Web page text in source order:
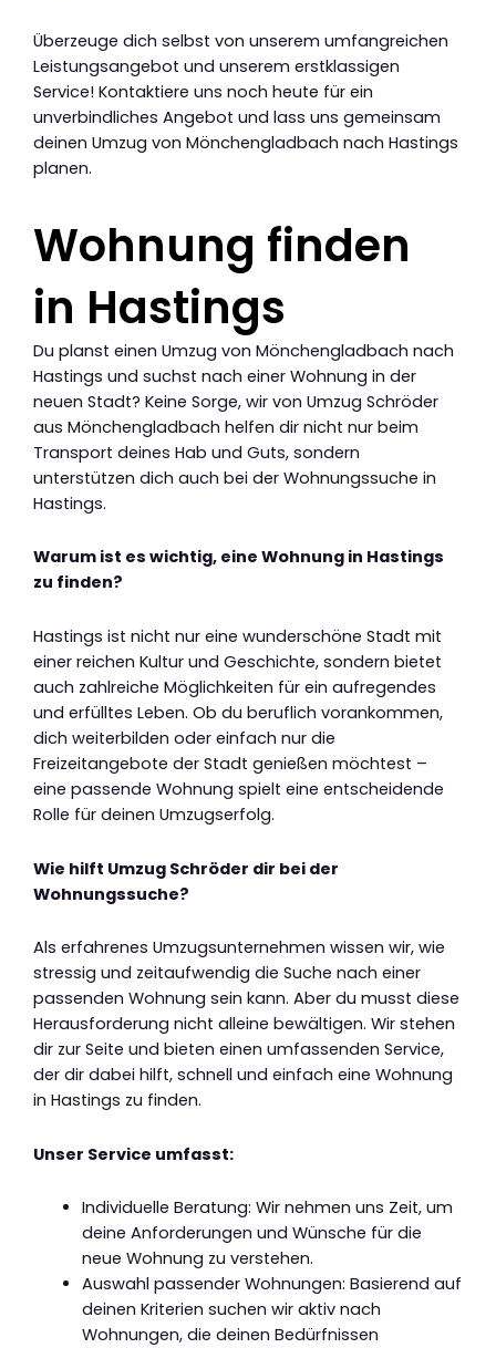
Überzeuge dich selbst von unserem umfangreichen
Leistungsangebot und unserem erstklassigen
Service! Kontaktiere uns noch heute für ein
unverbindliches Angebot und lass uns gemeinsam
deinen Umzug von Mönchengladbach nach Hastings
planen.
Wohnung finden
in Hastings
Du planst einen Umzug von Mönchengladbach nach
Hastings und suchst nach einer Wohnung in der
neuen Stadt? Keine Sorge, wir von Umzug Schröder
aus Mönchengladbach helfen dir nicht nur beim
Transport deines Hab und Guts, sondern
unterstützen dich auch bei der Wohnungssuche in
Hastings.
Warum ist es wichtig, eine Wohnung in Hastings
zu finden?
Hastings ist nicht nur eine wunderschöne Stadt mit
einer reichen Kultur und Geschichte, sondern bietet
auch zahlreiche Möglichkeiten für ein aufregendes
und erfülltes Leben. Ob du beruflich vorankommen,
dich weiterbilden oder einfach nur die
Freizeitangebote der Stadt genießen möchtest –
eine passende Wohnung spielt eine entscheidende
Rolle für deinen Umzugserfolg.
Wie hilft Umzug Schröder dir bei der
Wohnungssuche?
Als erfahrenes Umzugsunternehmen wissen wir, wie
stressig und zeitaufwendig die Suche nach einer
passenden Wohnung sein kann. Aber du musst diese
Herausforderung nicht alleine bewältigen. Wir stehen
dir zur Seite und bieten einen umfassenden Service,
der dir dabei hilft, schnell und einfach eine Wohnung
in Hastings zu finden.
Unser Service umfasst:
Individuelle Beratung: Wir nehmen uns Zeit, um
deine Anforderungen und Wünsche für die
neue Wohnung zu verstehen.
Auswahl passender Wohnungen: Basierend auf
deinen Kriterien suchen wir aktiv nach
Wohnungen, die deinen Bedürfnissen